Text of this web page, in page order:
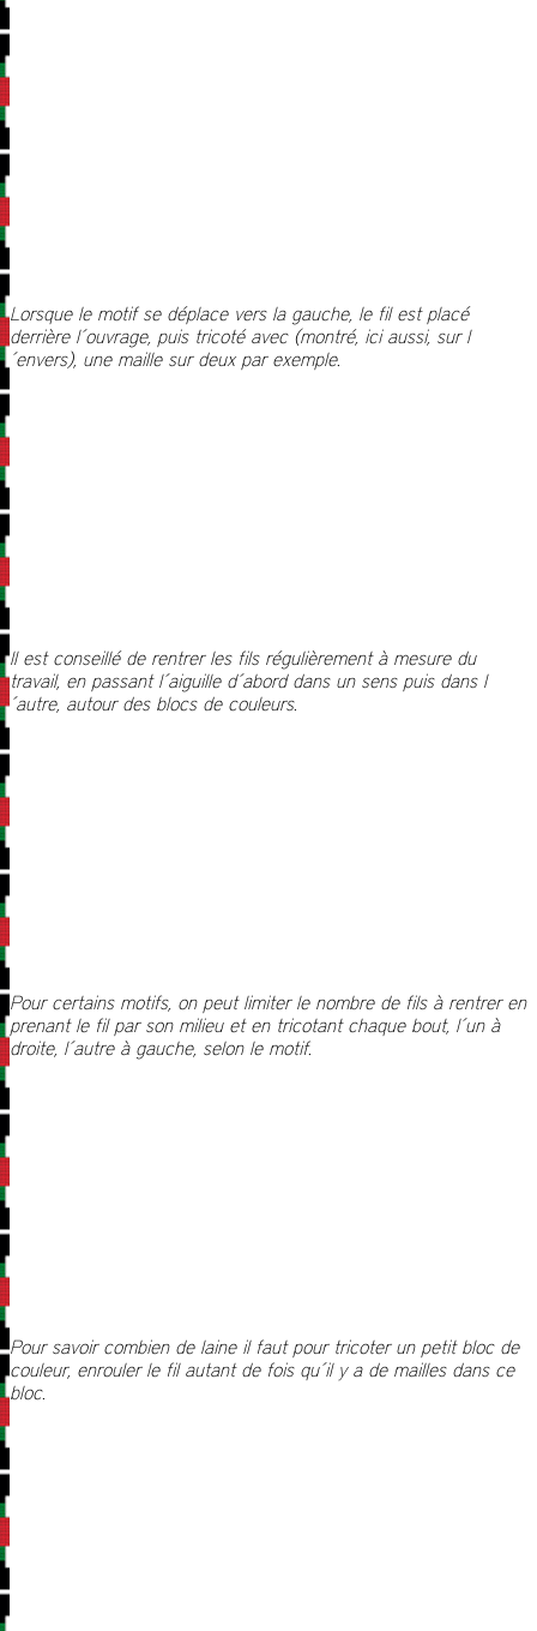
Lorsque le motif se déplace vers la gauche, le fil est placé
derrière l´ouvrage, puis tricoté avec (montré, ici aussi, sur l
´envers), une maille sur deux par exemple.
Il est conseillé de rentrer les fils régulièrement à mesure du
travail, en passant l´aiguille d´abord dans un sens puis dans l
´autre, autour des blocs de couleurs.
Pour certains motifs, on peut limiter le nombre de fils à rentrer en
prenant le fil par son milieu et en tricotant chaque bout, l´un à
droite, l´autre à gauche, selon le motif.
Pour savoir combien de laine il faut pour tricoter un petit bloc de
couleur, enrouler le fil autant de fois qu´il y a de mailles dans ce
bloc.